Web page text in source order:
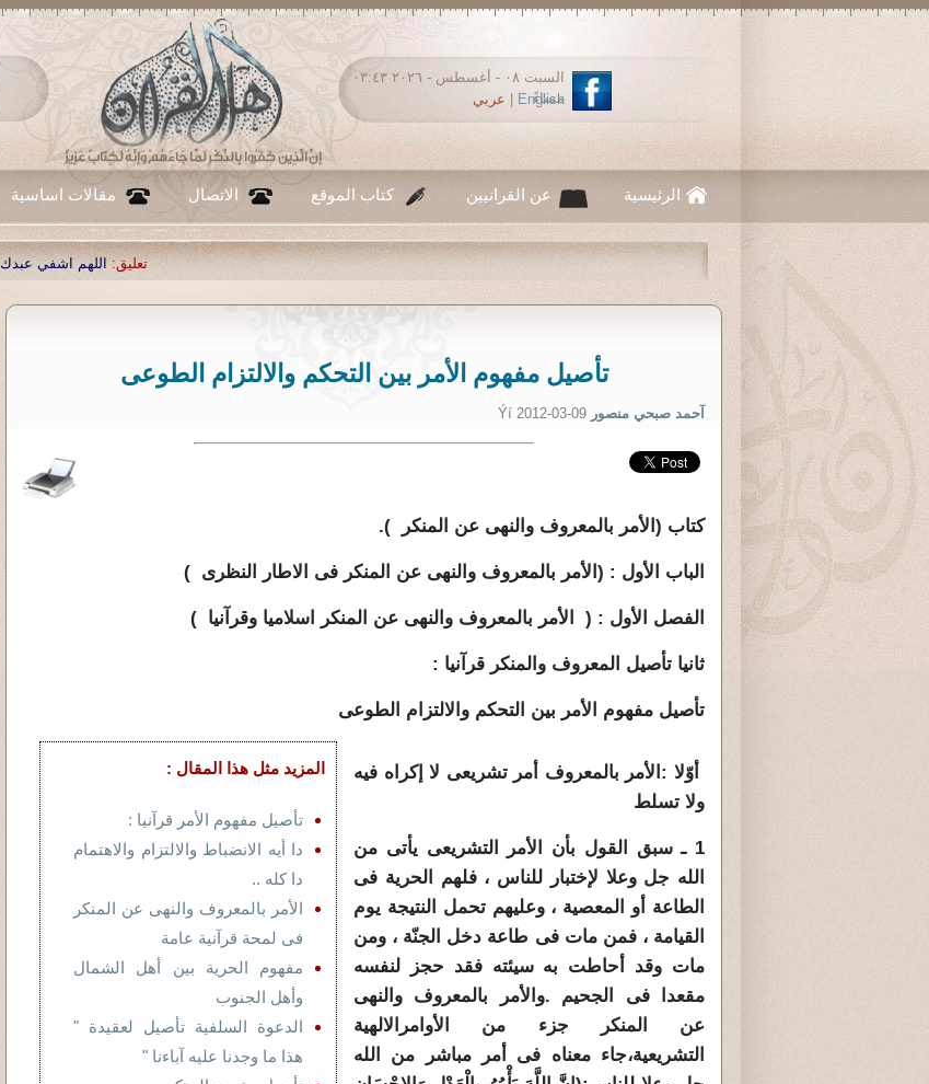
السبت ٠٨ - أغسطس - ٢٠٢٦ ٠٣:٤٣
مساءً
English عربي
الرئيسية عن القرانيين كتاب الموقع الاتصال مقالات اساسية
اللهم اشفي عبدك احمد صبحي منصور |تعليق: ...
|
تأصيل مفهوم الأمر بين التحكم والالتزام الطوعى
آحمد صبحي منصور Ýí 2012-03-09
كتاب (الأمر بالمعروف والنهى عن المنكر ).
الباب الأول : (الأمر بالمعروف والنهى عن المنكر فى الاطار النظرى )
الفصل الأول : ( الأمر بالمعروف والنهى عن المنكر اسلاميا وقرآنيا )
ثانيا تأصيل المعروف والمنكر قرآنيا :
تأصيل مفهوم الأمر بين التحكم والالتزام الطوعى
المزيد مثل هذا المقال :
تأصيل مفهوم الأمر قرآنيا :
دا أيه الانضباط والالتزام والاهتمام
دا كله ..
الأمر بالمعروف والنهى عن المنكر
فى لمحة قرآنية عامة
مفهوم الحرية بين أهل الشمال
وأهل الجنوب
الدعوة السلفية تأصيل لعقيدة "
هذا ما وجدنا عليه آباءنا "
أوّلا :الأمر بالمعروف أمر تشريعى لا إكراه فيه
ولا تسلط
1 ـ سبق القول بأن الأمر التشريعى يأتى من
الله جل وعلا لإختبار للناس ، فلهم الحرية فى
الطاعة أو المعصية ، وعليهم تحمل النتيجة يوم
القيامة ، فمن مات فى طاعة دخل الجنّة ، ومن
مات وقد أحاطت به سيئته فقد حجز لنفسه
مقعدا فى الجحيم .والأمر بالمعروف والنهى
عن المنكر جزء من الأوامرالالهية
التشريعية،جاء معناه فى أمر مباشر من الله